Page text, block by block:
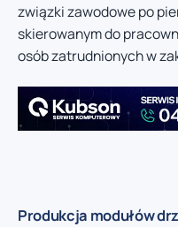
związki zawodowe po
skierowanym do
osób zatrudnionych w
Produkcja modułów